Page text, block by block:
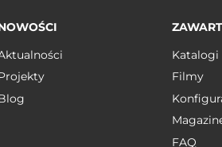
Katalogi
Filmy
FAQ